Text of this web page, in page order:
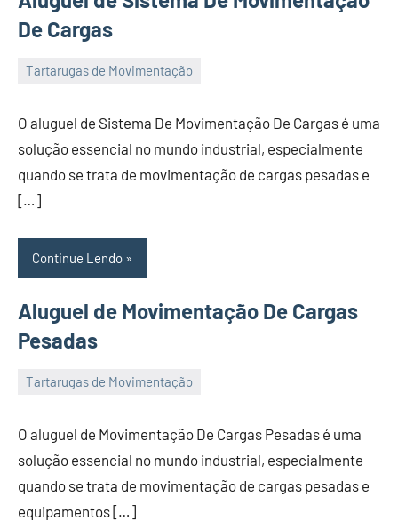
De Cargas
Tartarugas de Movimentação
November
de
2023
Administrador
O aluguel de Sistema De Movimentação De Cargas é uma
solução essencial no mundo industrial, especialmente
quando se trata de movimentação de cargas pesadas e
[…]
Continue Lendo
Aluguel de Movimentação De Cargas
Pesadas
Tartarugas de Movimentação
November
de
2023
Administrador
O aluguel de Movimentação De Cargas Pesadas é uma
solução essencial no mundo industrial, especialmente
quando se trata de movimentação de cargas pesadas e
equipamentos […]